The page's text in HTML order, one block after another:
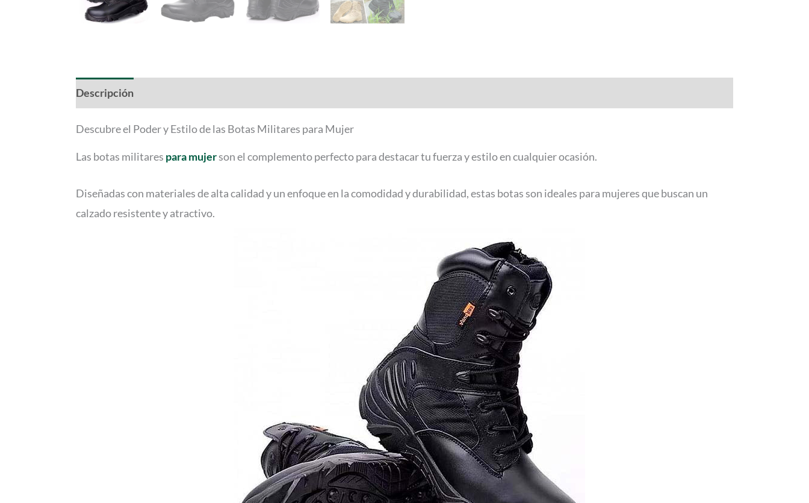
Descripción
Descubre el Poder y Estilo de las Botas Militares para Mujer
Las botas militares para mujerson el complemento perfecto para destacar tu fuerza y estilo en cualquier ocasión.
Diseñadas con materiales de alta calidad y un enfoque en la comodidad y durabilidad, estas botas son ideales para mujeres que buscan un
calzado resistente y atractivo.